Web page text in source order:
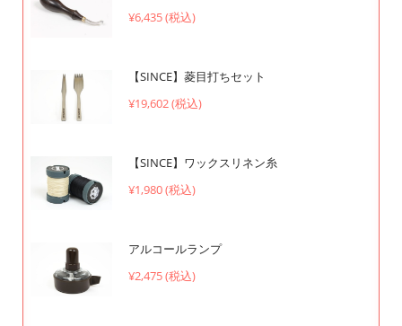
¥6,435 (税込)
【SINCE】菱目打ちセット
¥19,602 (税込)
【SINCE】ワックスリネン糸
¥1,980 (税込)
アルコールランプ
¥2,475 (税込)